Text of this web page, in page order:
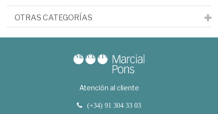
OTRAS CATEGORÍAS
Atención al cliente
(+34) 91 304 33 03